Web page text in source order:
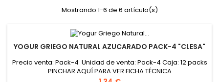
Mostrando 1-6 de 6 artículo(s)
YOGUR GRIEGO NATURAL AZUCARADO PACK-4 "CLESA"
Precio venta: Pack-4 Unidad de venta: Pack-4 Caja: 12 packs
PINCHAR AQUÍ PARA VER FICHA TÉCNICA